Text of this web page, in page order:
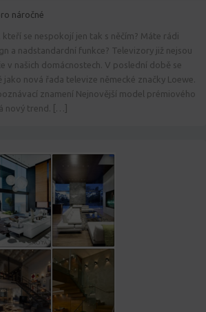
náročné
se nespokojí jen tak s něčím? Máte rádi
a nadstandardní funkce? Televizory již nejsou
v našich domácnostech. V poslední době se
jako nová řada televize německé značky Loewe.
znamení Nejnovější model prémiového
nový trend. […]